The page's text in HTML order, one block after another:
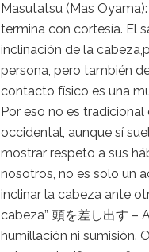
Masutatsu (Mas
termina con cortesía. El
inclinación de la
persona, pero también
contacto físico es una
Por eso no es
occidental, aunque sí
mostrar respeto a sus
nosotros, no es solo un
inclinar la cabeza ante
cabeza”, 頭を差し出す
humillación ni sumisión.